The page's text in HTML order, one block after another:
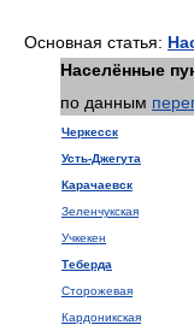
Основная статья:
Населённые
по данным
Черкесск
Усть-Джегута
Карачаевск
Зеленчукская
Учкекен
Теберда
Сторожевая
Кардоникская